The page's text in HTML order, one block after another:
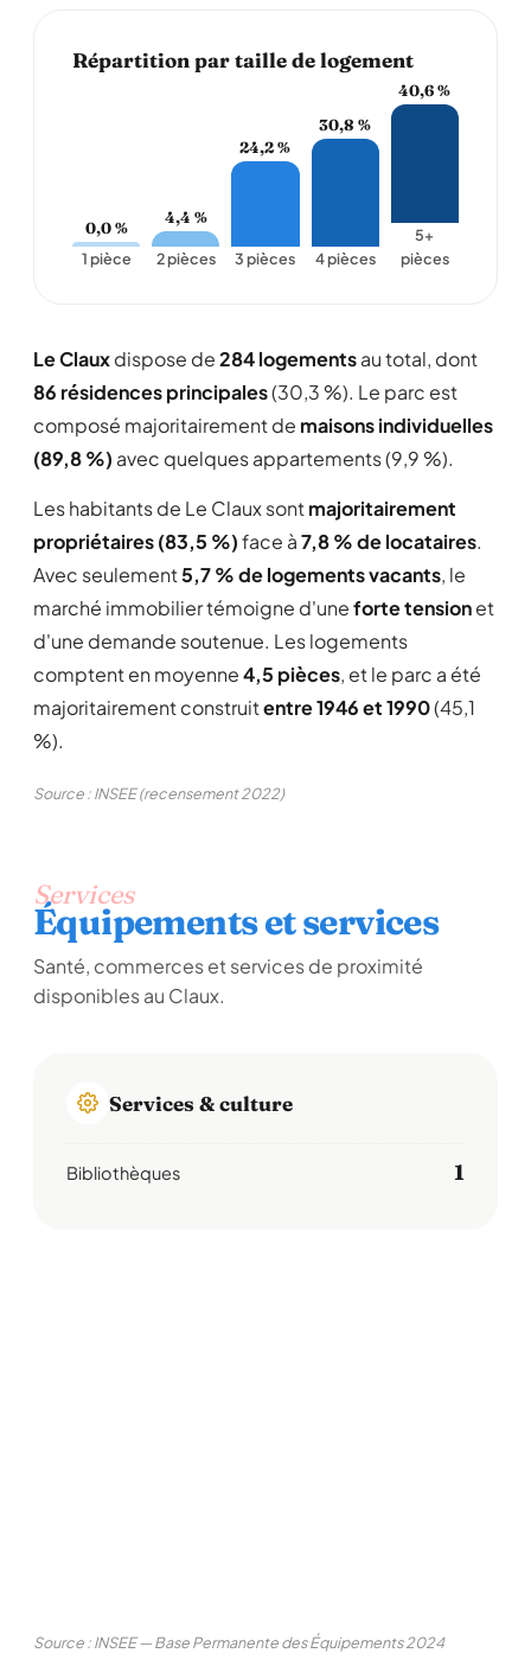
Répartition par taille de logement
0,0 %
1 pièce
4,4 %
2 pièces
24,2 %
3 pièces
30,8 %
4 pièces
40,6 %
5+
pièces
Le Clauxdispose de284 logementsau total, dont
86 résidences principales(30,3 %). Le parc est
composé majoritairement de maisons individuelles
(89,8 %) avec quelques appartements (9,9 %).
Les habitants de Le Claux sontmajoritairement
propriétaires (83,5 %)face à7,8 % de locataires.
Avec seulement5,7 % de logements vacants, le
marché immobilier témoigne d'uneforte tensionet
d'une demande soutenue. Les logements
comptent en moyenne4,5 pièces, et le parc a été
majoritairement construitentre 1946 et 1990(45,1
%).
Source : INSEE (recensement 2022)
Services
Équipements et services
Santé, commerces et services de proximité
disponibles au Claux.
Services & culture
Bibliothèques 1
Source : INSEE — Base Permanente des Équipements 2024